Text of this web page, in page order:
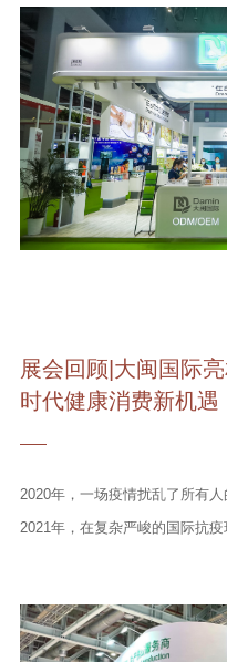
展会回顾|大闽国际
时代健康消费新机遇
2020年，一场疫情扰乱了所有人
2021年，在复杂严峻的国际抗